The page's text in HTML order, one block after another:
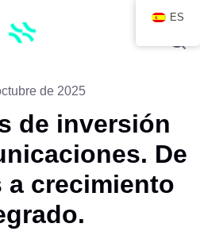
de 2025
de inversión
De
a crecimiento
ES